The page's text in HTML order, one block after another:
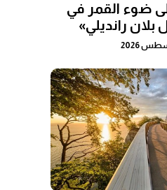
ضوء القمر في
رانديلي»